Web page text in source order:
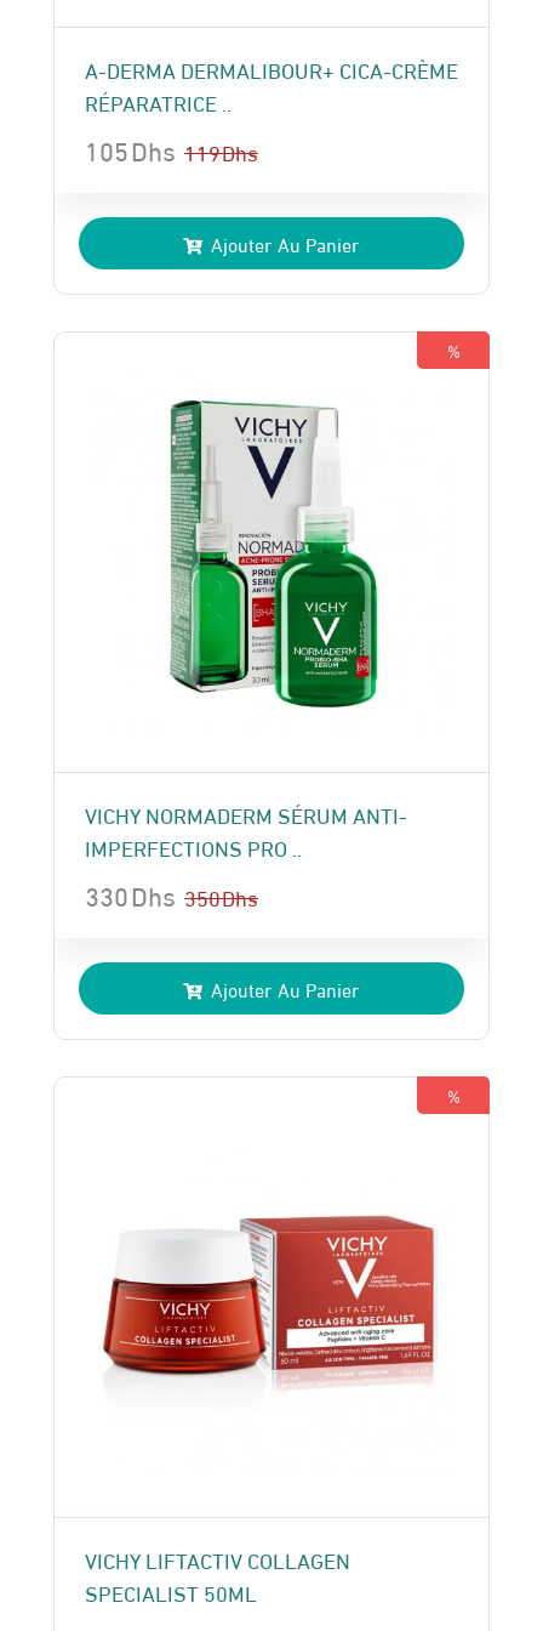
A-DERMA DERMALIBOUR+ CICA-CRÈME
RÉPARATRICE ..
119Dhs
prix
initial
était :
119 Dhs.
105Dhs
prix
actuel
est :
105 Dhs.
Ajouter Au Panier
%
VICHY NORMADERM SÉRUM ANTI-
IMPERFECTIONS PRO ..
350Dhs
prix
initial
était :
350 Dhs.
330Dhs
prix
actuel
est :
330 Dhs.
Ajouter Au Panier
%
VICHY LIFTACTIV COLLAGEN
SPECIALIST 50ML